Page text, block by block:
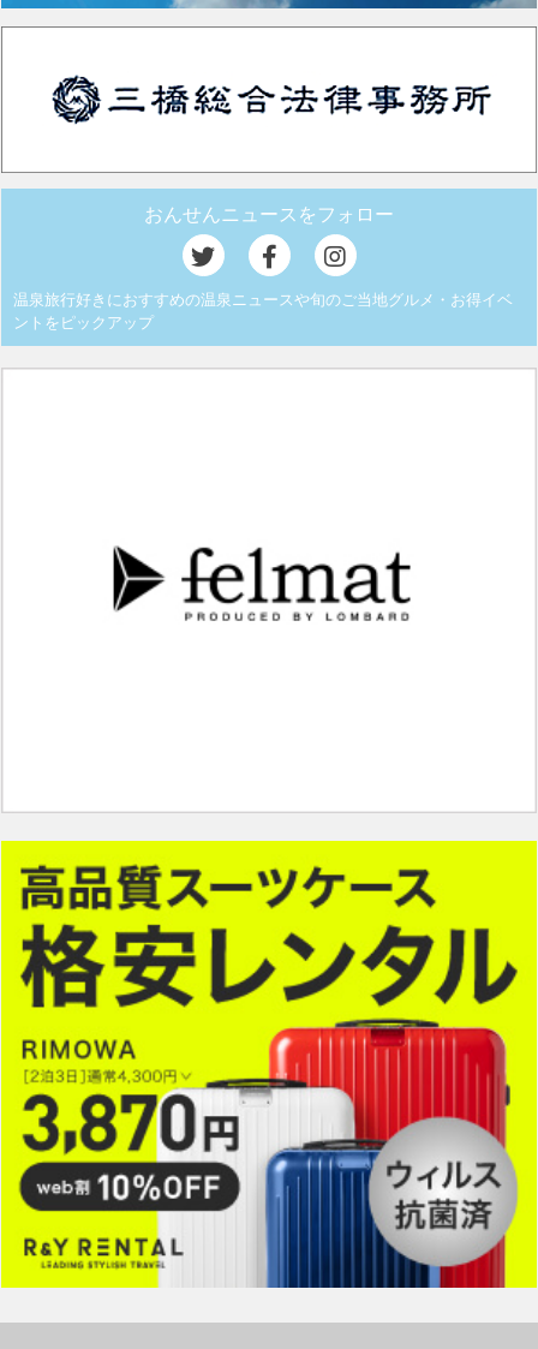
おんせんニュースをフォロー
温泉旅行好きにおすすめの温泉ニュースや旬のご当地グルメ・お得イベ
ントをピックアップ